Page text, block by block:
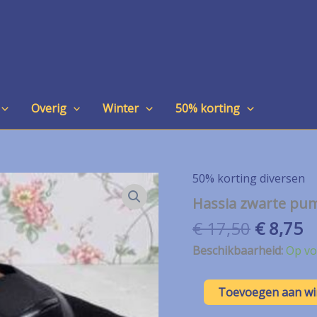
Overig Winter 50% korting
50% korting diversen
Hassia zwarte
€17,50
prijs
€ 17,50.
€8,75
€
Beschikbaarheid:Op
Hassia
zwarteToevoegen aan